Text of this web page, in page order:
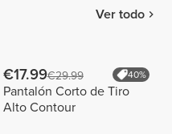
Ver todo
€17.99€29.99 40%
Pantalón Corto de Tiro
Alto Contour